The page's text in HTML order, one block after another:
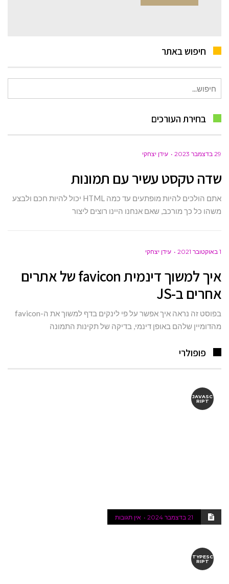
חיפוש באתר
עבור:
בחירת העורכים
29 בדצמבר 2023 עידן יצחקי
שדה טקסט עשיר עם תמונות
אתם הולכים להיות מופתעים עד כמה HTML יכול להיות חכם ולבצע
משהו כל כך מורכב, שאם אנחנו היינו רוצים ליצור
1 באוקטובר 2021 עידן יצחקי
איך למשוך דינמית favicon של אתרים
אחרים ב-JS
בפוסט זה נראה איך אפשר על פי לינקים בדף למשוך את ה-favicon
מהדומיין שלהם באופן דינמי, בדיקה של תקינות התמונה
פופולרי
JAVASC
RIPT
21 בדצמבר 2024 אין תגובות
TYPESC
RIPT